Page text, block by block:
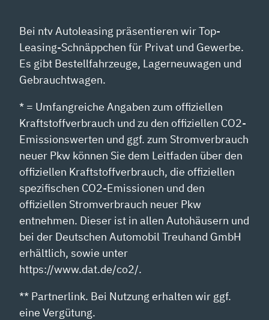
Bei ntv Autoleasing präsentieren wir Top-
Leasing-Schnäppchen für Privat und Gewerbe.
Es gibt Bestellfahrzeuge, Lagerneuwagen und
Gebrauchtwagen.
* = Umfangreiche Angaben zum offiziellen
Kraftstoffverbrauch und zu den offiziellen CO2-
Emissionswerten und ggf. zum Stromverbrauch
neuer Pkw können Sie dem Leitfaden über den
offiziellen Kraftstoffverbrauch, die offiziellen
spezifischen CO2-Emissionen und den
offiziellen Stromverbrauch neuer Pkw
entnehmen. Dieser ist in allen Autohäusern und
bei der Deutschen Automobil Treuhand GmbH
erhältlich, sowie unter
https://www.dat.de/co2/.
** Partnerlink. Bei Nutzung erhalten wir ggf.
eine Vergütung.